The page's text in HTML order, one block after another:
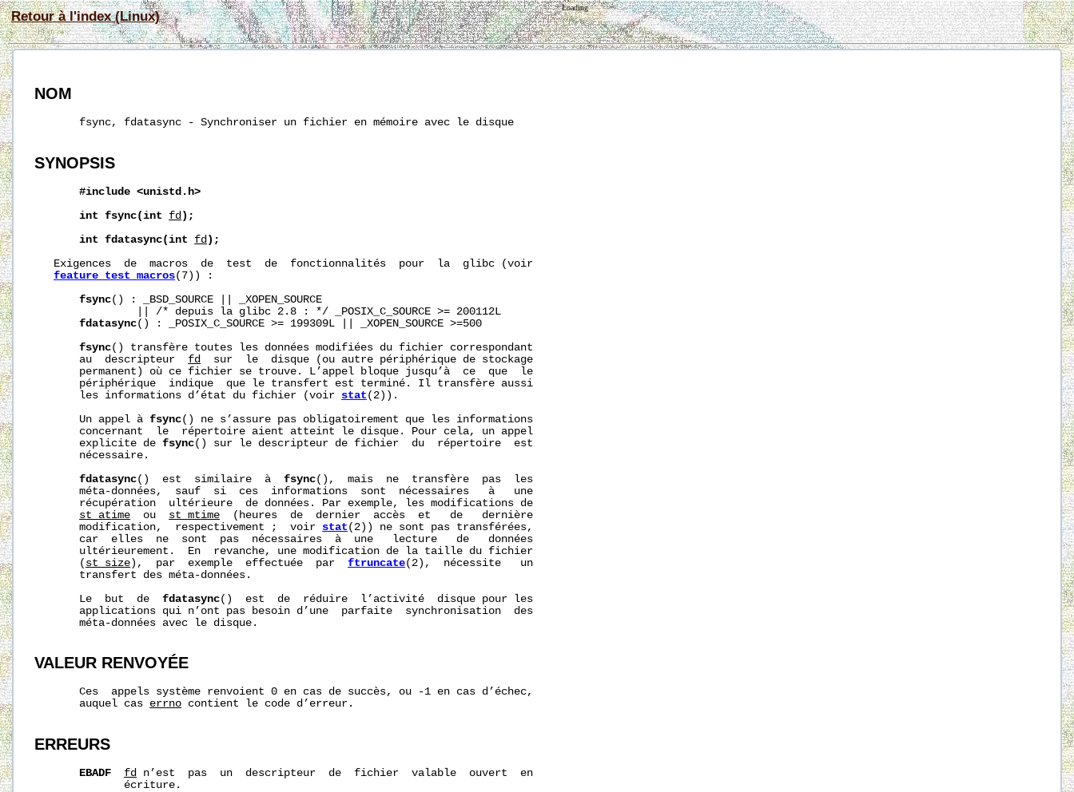
Retour à l'index (Linux)
Loading
NOM
       fsync, fdatasync - Synchroniser un fichier en mémoire avec le disque
SYNOPSIS
#include <unistd.h>
int
fsync(int fd );
int
fdatasync(int fd );
   Exigences  de  macros  de  test  de  fonctionnalités  pour  la  glibc (voir
feature_test_macros(7)) :
fsync() : _BSD_SOURCE || _XOPEN_SOURCE
                || /* depuis la glibc 2.8 : */ _POSIX_C_SOURCE >= 200112L
fdatasync() : _POSIX_C_SOURCE >= 199309L || _XOPEN_SOURCE >=500
fsync() transfère toutes les données modifiées du fichier correspondant
       au  descripteur
fd
  sur  le  disque (ou autre périphérique de stockage
       permanent) où ce fichier se trouve. L’appel bloque jusqu’à  ce  que  le
       périphérique  indique  que le transfert est terminé. Il transfère aussi
       les informations d’état du fichier (voir
stat (2)).
       Un appel à
fsync() ne s’assure pas obligatoirement que les informations
       concernant  le  répertoire aient atteint le disque. Pour cela, un appel
       explicite de
fsync() sur le descripteur de fichier  du  répertoire  est
       nécessaire.
fdatasync()  est  similaire  à fsync(),  mais  ne  transfère  pas  les
       méta‐données,  sauf  si  ces  informations  sont  nécessaires   à   une
       récupération  ultérieure  de données. Par exemple, les modifications de
st_atime
  ou
st_mtime
  (heures  de  dernier  accès  et   de   dernière
       modification,  respectivement ;  voir
stat (2)) ne sont pas transférées,
       car  elles  ne  sont  pas  nécessaires  à  une   lecture   de   données
       ultérieurement.  En  revanche, une modification de la taille du fichier
       (
st_size),  par  exemple  effectuée  par ftruncate(2),  nécessite   un
       transfert des méta‐données.
       Le  but  de
fdatasync()  est  de  réduire  l’activité  disque pour les
       applications qui n’ont pas besoin d’une  parfaite  synchronisation  des
       méta‐données avec le disque.
VALEUR RENVOYÉE
       Ces  appels système renvoient 0 en cas de succès, ou -1 en cas d’échec,
       auquel cas
errno contient le code d’erreur.
ERREURS
EBADF fd
n’est  pas  un  descripteur  de  fichier  valable  ouvert  en
              écriture.